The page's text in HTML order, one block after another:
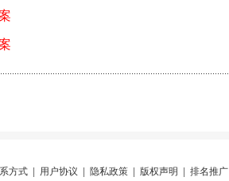
方式 用户协议 隐私政策 版权声明 排名推广